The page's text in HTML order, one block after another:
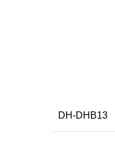
DH-DHB13